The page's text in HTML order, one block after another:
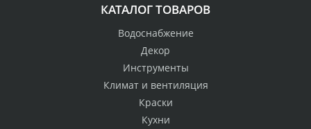
КАТАЛОГ ТОВАРОВ
Водоснабжение
Декор
Инструменты
Климат и вентиляция
Краски
Кухни